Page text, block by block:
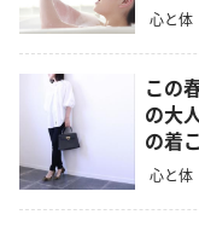
心と体
この
の大
の着
心と体